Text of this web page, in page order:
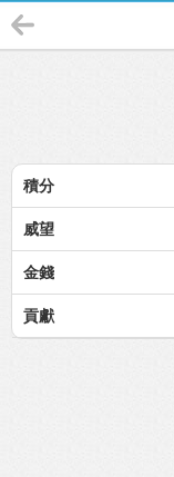
積分
威望
金錢
貢獻